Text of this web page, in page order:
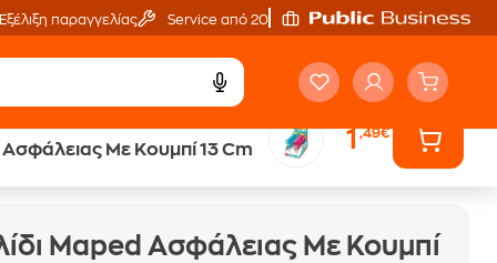
Εξέλιξη παραγγελίας Service από 20'
Με Κουμπί 13 Cm
1,49€
Cm
Maped Ασφάλειας Με Κουμπί